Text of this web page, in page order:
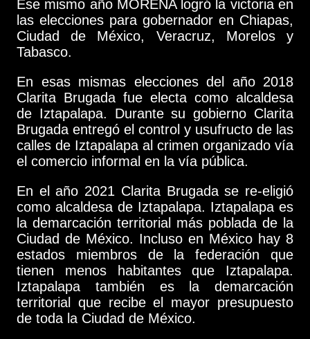
Ese mismo año MORENA logró la victoria en
las elecciones para gobernador en Chiapas,
Ciudad de México, Veracruz, Morelos y
Tabasco.
En esas mismas elecciones del año 2018
Clarita Brugada fue electa como alcaldesa
de Iztapalapa. Durante su gobierno Clarita
Brugada entregó el control y usufructo de las
calles de Iztapalapa al crimen organizado vía
el comercio informal en la vía pública.
En el año 2021 Clarita Brugada se re-eligió
como alcaldesa de Iztapalapa. Iztapalapa es
la demarcación territorial más poblada de la
Ciudad de México. Incluso en México hay 8
estados miembros de la federación que
tienen menos habitantes que Iztapalapa.
Iztapalapa también es la demarcación
territorial que recibe el mayor presupuesto
de toda la Ciudad de México.